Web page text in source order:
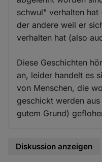
schwul" verhalten
der andere weil er
verhalten hat (also
Diese Geschichten
an, leider handelt es
von Menschen, die
geschickt werden
gutem Grund)
Diskussion anzeigen